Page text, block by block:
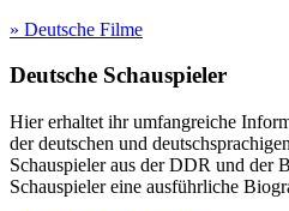
» Deutsche Filme
Deutsche Schauspieler
Hier erhaltet ihr umfangreiche
der deutschen und
Schauspieler aus der DDR und der
Schauspieler eine ausführliche